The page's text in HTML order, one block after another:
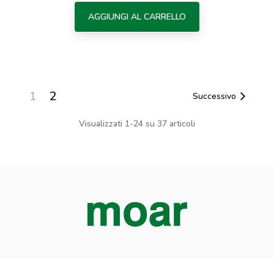
AGGIUNGI AL CARRELLO
1 2 Successivo
Visualizzati 1-24 su 37 articoli